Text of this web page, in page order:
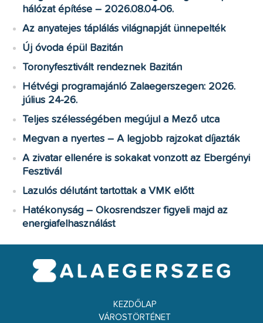
hálózat építése – 2026.08.04-06.
Az anyatejes táplálás világnapját ünnepelték
Új óvoda épül Bazitán
Toronyfesztivált rendeznek Bazitán
Hétvégi programajánló Zalaegerszegen: 2026.
július 24-26.
Teljes szélességében megújul a Mező utca
Megvan a nyertes – A legjobb rajzokat díjazták
A zivatar ellenére is sokakat vonzott az Ebergényi
Fesztivál
Lazulós délutánt tartottak a VMK előtt
Hatékonyság – Okosrendszer figyeli majd az
energiafelhasználást
KEZDŐLAP
VÁROSTÖRTÉNET